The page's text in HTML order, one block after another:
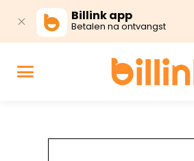
Billink app
Betalen na ontvangst